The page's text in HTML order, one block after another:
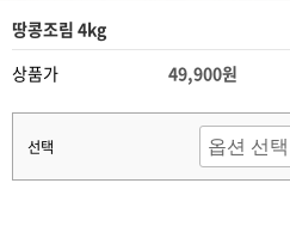
땅콩조림 4kg
상품가
49,900원
선택